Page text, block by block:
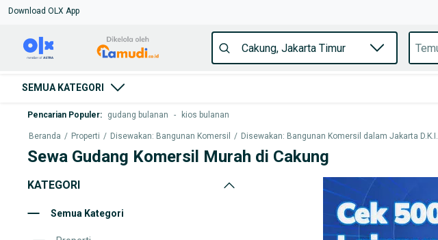
Download OLX App
SEMUA KATEGORI
Pencarian Populer: gudang bulanan - kios bulanan
Beranda / Properti / Disewakan: Bangunan Komersil / Disewakan: Bangunan Komersil dalam Jakarta D.K.I.
Sewa Gudang Komersil Murah di Cakung
KATEGORI
Semua Kategori